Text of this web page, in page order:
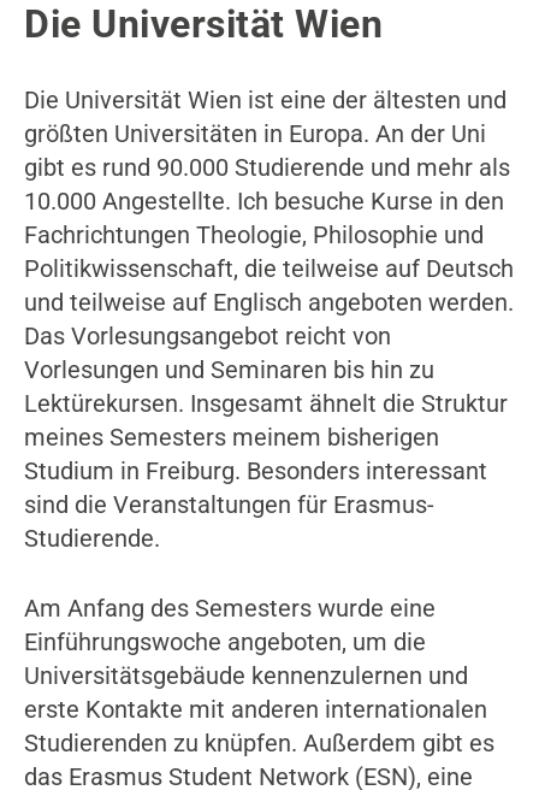
Die Universität Wien
Die Universität Wien ist eine der ältesten und
größten Universitäten in Europa. An der Uni
gibt es rund 90.000 Studierende und mehr als
10.000 Angestellte. Ich besuche Kurse in den
Fachrichtungen Theologie, Philosophie und
Politikwissenschaft, die teilweise auf Deutsch
und teilweise auf Englisch angeboten werden.
Das Vorlesungsangebot reicht von
Vorlesungen und Seminaren bis hin zu
Lektürekursen. Insgesamt ähnelt die Struktur
meines Semesters meinem bisherigen
Studium in Freiburg. Besonders interessant
sind die Veranstaltungen für Erasmus-
Studierende.
Am Anfang des Semesters wurde eine
Einführungswoche angeboten, um die
Universitätsgebäude kennenzulernen und
erste Kontakte mit anderen internationalen
Studierenden zu knüpfen. Außerdem gibt es
das Erasmus Student Network (ESN), eine